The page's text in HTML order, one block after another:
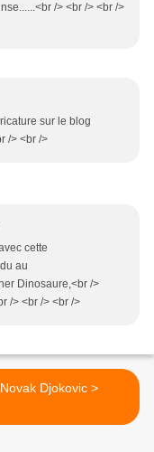
/> <br /> <br />
sur le blog
/> <br />
cette
au
Dinosaure,<br />
/> <br /> <br />
Novak Djokovic >